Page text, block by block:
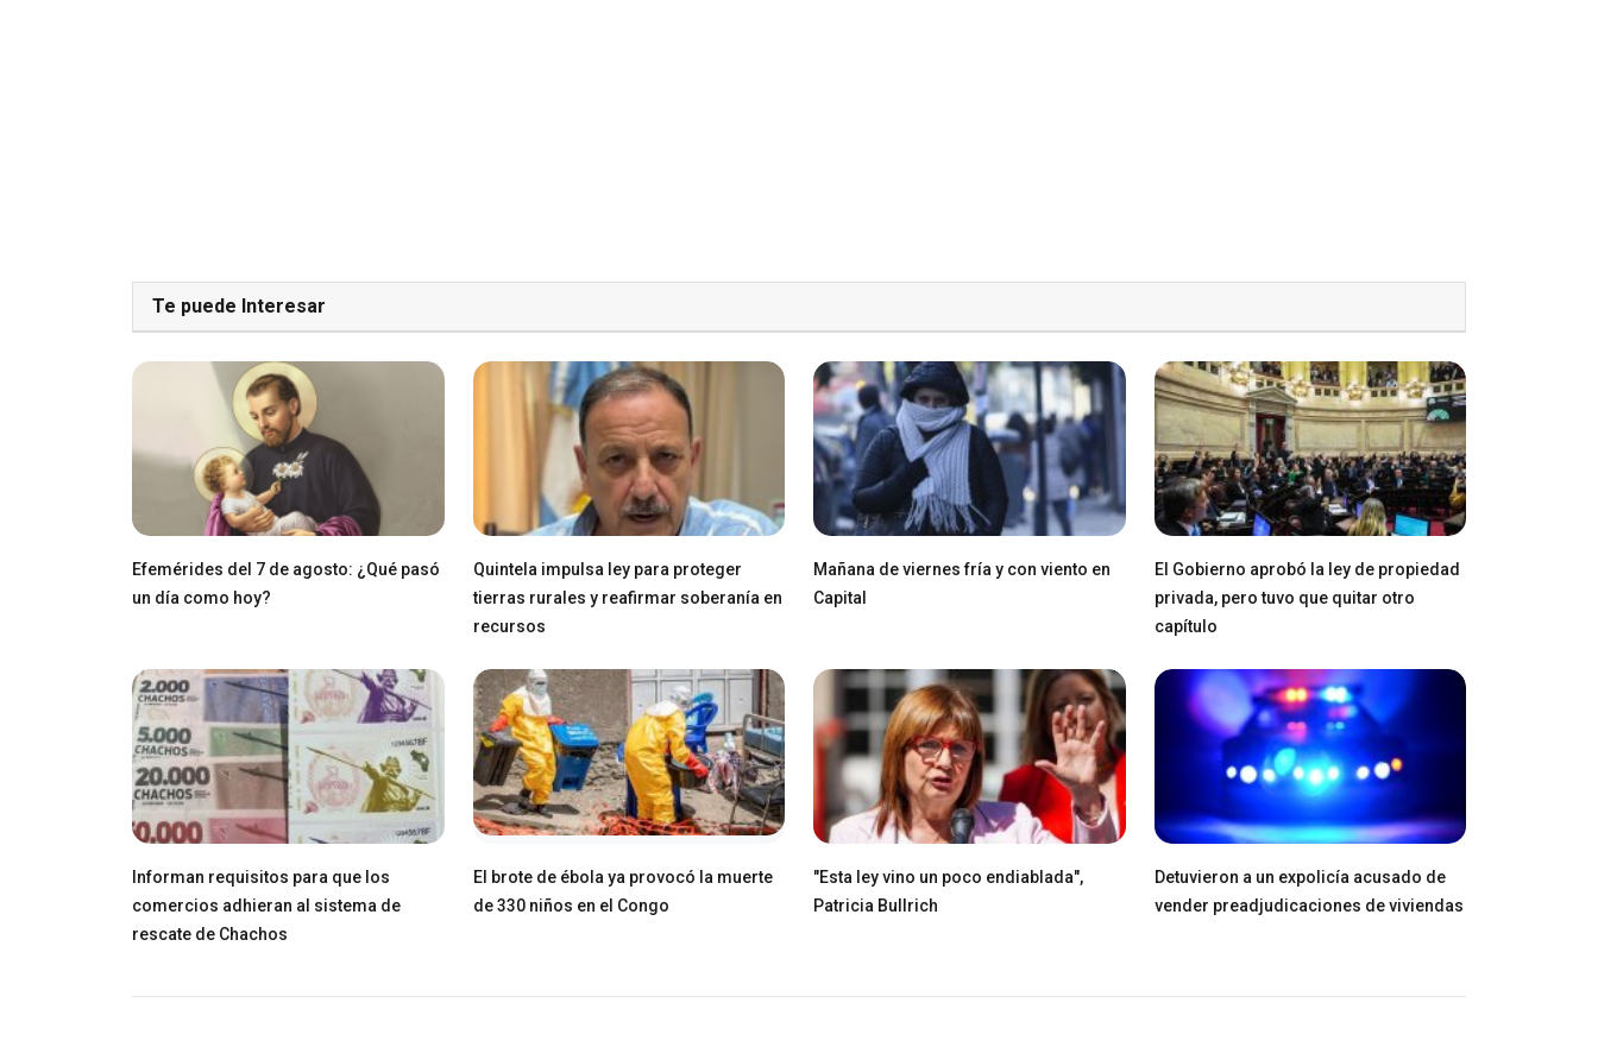
Te puede Interesar
Efemérides del 7 de agosto: ¿Qué pasó
un día como hoy?
Quintela impulsa ley para proteger
tierras rurales y reafirmar soberanía en
recursos
Mañana de viernes fría y con viento en
Capital
El Gobierno aprobó la ley de propiedad
privada, pero tuvo que quitar otro
capítulo
Informan requisitos para que los
comercios adhieran al sistema de
rescate de Chachos
El brote de ébola ya provocó la muerte
de 330 niños en el Congo
"Esta ley vino un poco endiablada",
Patricia Bullrich
Detuvieron a un expolicía acusado de
vender preadjudicaciones de viviendas